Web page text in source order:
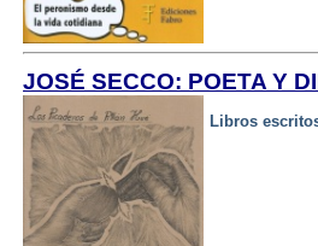
JOSÉ SECCO: POETA Y
Libros